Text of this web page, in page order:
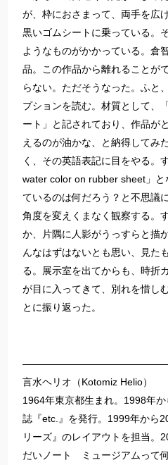
が、枠におさまって、両手を広
黒いゴムシートに乗っている。
ようなものがかかっている。倉
品。この作品から離れることが
らない。ただそうなった。ふと
プションを読む。材質として、
ート」と記されており、作品が
えるのが油かな、と納得してみ
く、その英語表記に目をやる。
water color on rubber sheet」と
ているのは何だろう？と不思議
角度を変えくまなく観察する。
か、片隅に人影がうっすらと描
んなはずはないとも思い、見た
る。展示室を出てからも、時折
が目に入ってきて、別れを惜し
とに振り返った。
言水ヘリオ（Kotomiz Helio）
1964年東京都生まれ。1998年
誌『etc.』を発行。1999年から
リーズ』のレイアウトを担当。
だいノート ミュージアムって